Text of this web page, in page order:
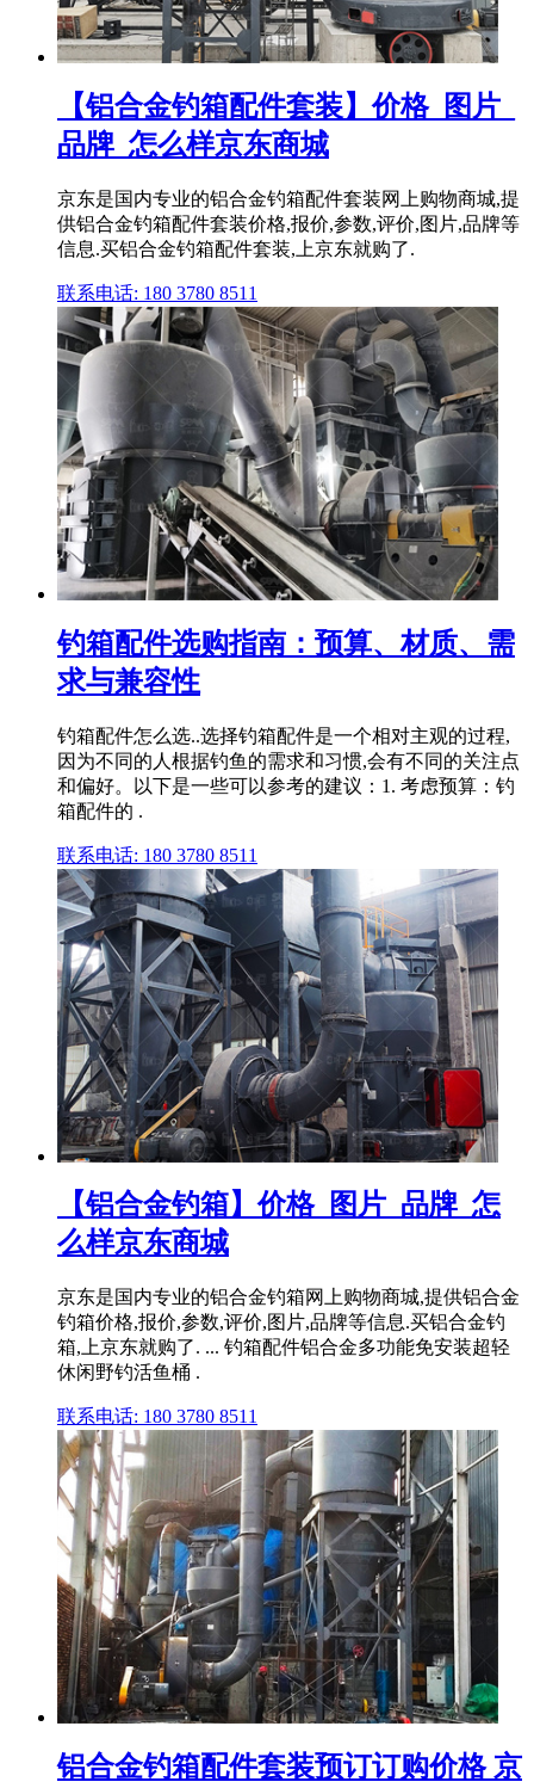
【铝合金钓箱配件套装】价格_图片_
品牌_怎么样京东商城
京东是国内专业的铝合金钓箱配件套装网上购物商城,提
供铝合金钓箱配件套装价格,报价,参数,评价,图片,品牌等
信息.买铝合金钓箱配件套装,上京东就购了.
联系电话: 180 3780 8511
钓箱配件选购指南：预算、材质、需
求与兼容性
钓箱配件怎么选..选择钓箱配件是一个相对主观的过程,
因为不同的人根据钓鱼的需求和习惯,会有不同的关注点
和偏好。以下是一些可以参考的建议：1. 考虑预算：钓
箱配件的 .
联系电话: 180 3780 8511
【铝合金钓箱】价格_图片_品牌_怎
么样京东商城
京东是国内专业的铝合金钓箱网上购物商城,提供铝合金
钓箱价格,报价,参数,评价,图片,品牌等信息.买铝合金钓
箱,上京东就购了. ... 钓箱配件铝合金多功能免安装超轻
休闲野钓活鱼桶 .
联系电话: 180 3780 8511
铝合金钓箱配件套装预订订购价格 京